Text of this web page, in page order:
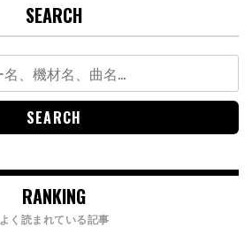
SEARCH
RANKING
よく読まれている記事